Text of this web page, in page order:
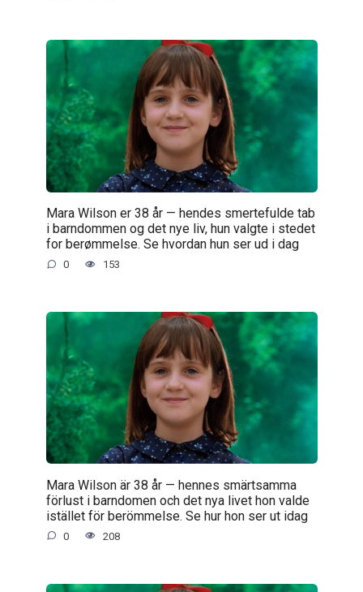
Mara Wilson er 38 år — hendes smertefulde tab
i barndommen og det nye liv, hun valgte i stedet
for berømmelse. Se hvordan hun ser ud i dag
0 153
Mara Wilson är 38 år — hennes smärtsamma
förlust i barndomen och det nya livet hon valde
istället för berömmelse. Se hur hon ser ut idag
0 208